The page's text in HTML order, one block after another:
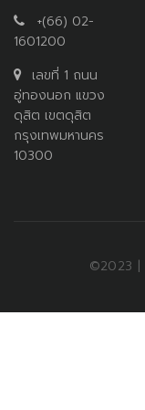
+(66) 02-
1601200
เลขที่ 1 ถนน
อู่ทองนอก แขวง
ดุสิต เขตดุสิต
กรุงเทพมหานคร
10300
©2023 |